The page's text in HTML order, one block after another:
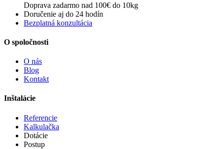
Doprava zadarmo nad 100€ do 10kg
Doručenie aj do 24 hodín
Bezplatná konzultácia
O spoločnosti
O nás
Blog
Kontakt
Inštalácie
Referencie
Kalkulačka
Dotácie
Postup